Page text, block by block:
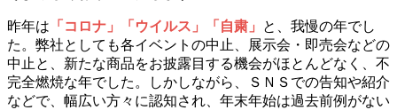
昨年は 「コロナ」「ウイルス」「自粛」
と、我慢の年でし
た。弊社としても各イベントの中止、展示会・即売会などの
中止と、新たな商品をお披露目する機会がほとんどなく、不
完全燃焼な年でした。しかしながら、ＳＮＳでの告知や紹介
などで、幅広い方々に認知され、年末年始は過去前例がない